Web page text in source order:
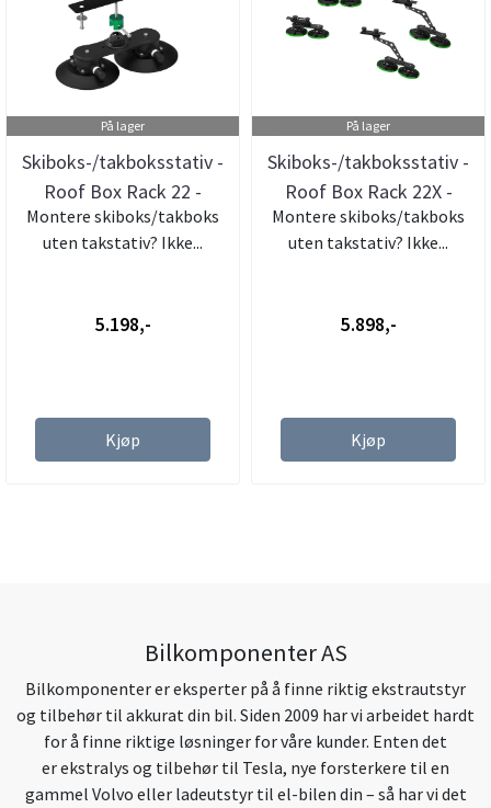
På lager
Skiboks-/takboksstativ -
Roof Box Rack 22 -
Treefr...
Montere skiboks/takboks
uten takstativ? Ikke...
5.198,-
Kjøp
På lager
Skiboks-/takboksstativ -
Roof Box Rack 22X -
Treef...
Montere skiboks/takboks
uten takstativ? Ikke...
5.898,-
Kjøp
Bilkomponenter AS
Bilkomponenter er eksperter på å finne riktig ekstrautstyr
og tilbehør til akkurat din bil. Siden 2009 har vi arbeidet hardt
for å finne riktige løsninger for våre kunder. Enten det
er ekstralys og tilbehør til Tesla, nye forsterkere til en
gammel Volvo eller ladeutstyr til el-bilen din – så har vi det